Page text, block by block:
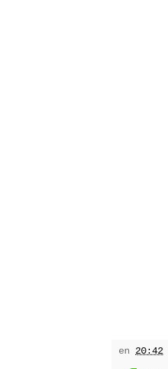
en 20:42